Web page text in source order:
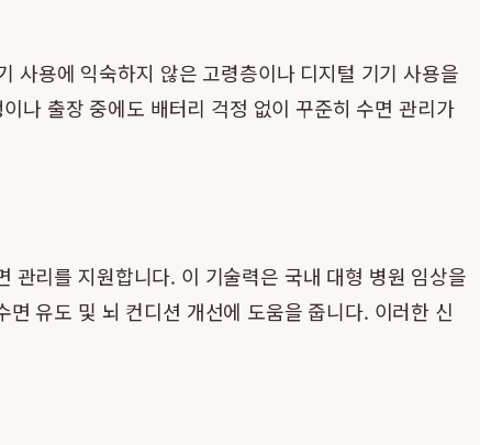
사용에 익숙하지 않은 고령층이나 디지털 기기 사용을
나 출장 중에도 배터리 걱정 없이 꾸준히 수면 관리가
리를 지원합니다. 이 기술력은 국내 대형 병원 임상을
유도 및 뇌 컨디션 개선에 도움을 줍니다. 이러한 신